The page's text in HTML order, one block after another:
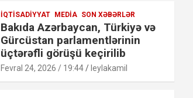
İQTISADIYYAT MEDIA SON XƏBƏRLƏR
Bakıda Azərbaycan, Türkiyə və
Gürcüstan parlamentlərinin
üçtərəfli görüşü keçirilib
Fevral 24, 2026 / 19:44 leylakamil